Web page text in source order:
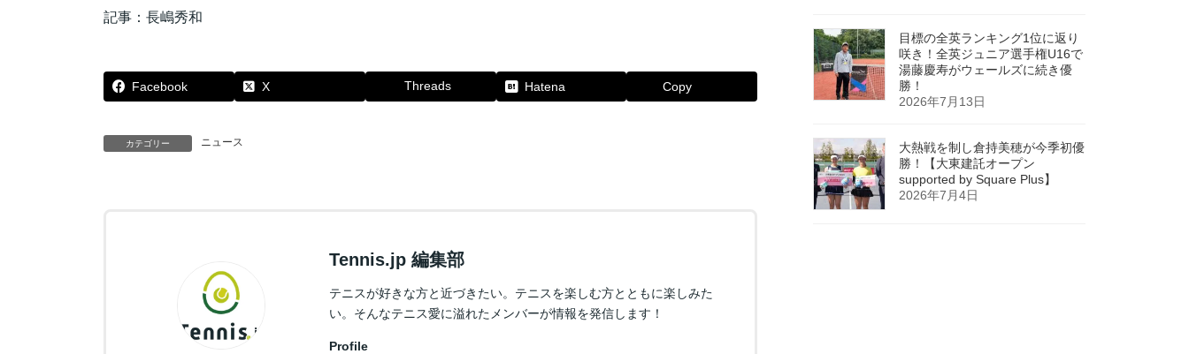
記事：長嶋秀和
Facebook X Threads Hatena Copy
カテゴリー ニュース
Tennis.jp 編集部
テニスが好きな方と近づきたい。テニスを楽しむ方とともに楽しみた
い。そんなテニス愛に溢れたメンバーが情報を発信します！
Profile
目標の全英ランキング1位に返り
咲き！全英ジュニア選手権U16で
湯藤慶寿がウェールズに続き優
勝！
2026年7月13日
大熱戦を制し倉持美穂が今季初優
勝！【大東建託オープン
supported by Square Plus】
2026年7月4日